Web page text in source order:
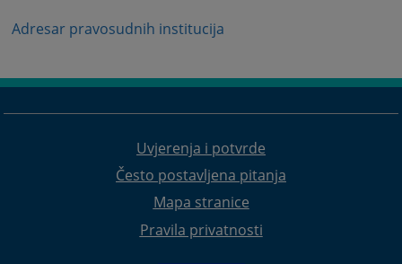
Adresar pravosudnih institucija
Uvjerenja i potvrde
Često postavljena pitanja
Mapa stranice
Pravila privatnosti